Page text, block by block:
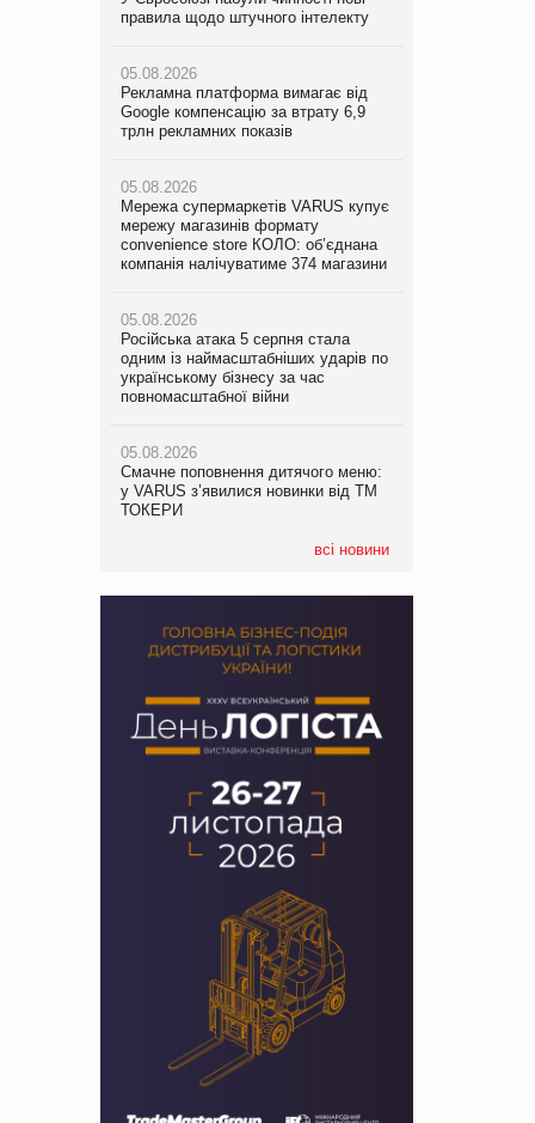
правила щодо штучного інтелекту
05.08.2026
Рекламна платформа вимагає від
Google компенсацію за втрату 6,9
трлн рекламних показів
05.08.2026
Мережа супермаркетів VARUS купує
мережу магазинів формату
convenience store КОЛО: об’єднана
компанія налічуватиме 374 магазини
05.08.2026
Російська атака 5 серпня стала
одним із наймасштабніших ударів по
українському бізнесу за час
повномасштабної війни
05.08.2026
Смачне поповнення дитячого меню:
у VARUS з’явилися новинки від ТМ
ТОКЕРИ
всі новини
мережу магазинів формату
05.08.2026
Російська атака 5 серпня стала
повномасштабної війни
05.08.2026
Смачне поповнення дитячого меню:
05.08.2026
Сергій Лісунов про заморожені
хлібобулочні вироби на
04.08.2026
Через атаку РФ у Дніпрі пошкоджено
склад шоколаду Millennium
правила щодо штучного інтелекту
05.08.2026
Рекламна платформа вимагає від
Google компенсацію за втрату 6,9
трлн рекламних показів
05.08.2026
Adidas витратила понад $1 млрд на
маркетинг за квартал
рекламі екологічних продуктів
05.08.2026
AstraZeneca обговорює найбільшу